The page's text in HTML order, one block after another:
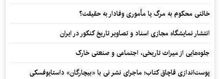
خائنی محکوم به مرگ یا مأموری وفادار به حقیقت؟
انتشار نمایشگاه مجازی اسناد و تصاویر تاریخ کنکور در ایران
جلوه‌هایی از میراث تاریخی، اجتماعی و صنعتی خارک
پوست‌اندازی قاچاق کتاب؛ ماجرای نشر نی با «بیچارگان» داستایوفسکی